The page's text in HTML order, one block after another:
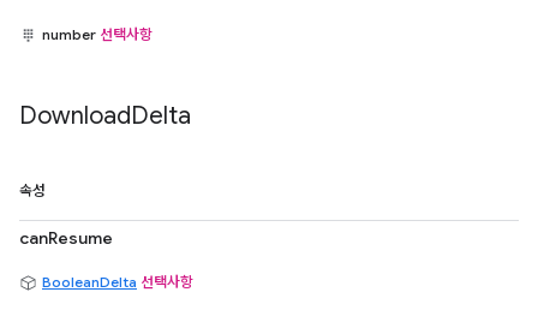
number 선택사항
DownloadDelta
속성
canResume
BooleanDelta 선택사항